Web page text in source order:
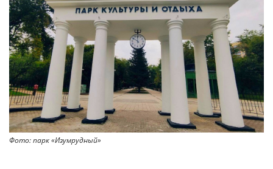
Фото: парк «Изумрудный»